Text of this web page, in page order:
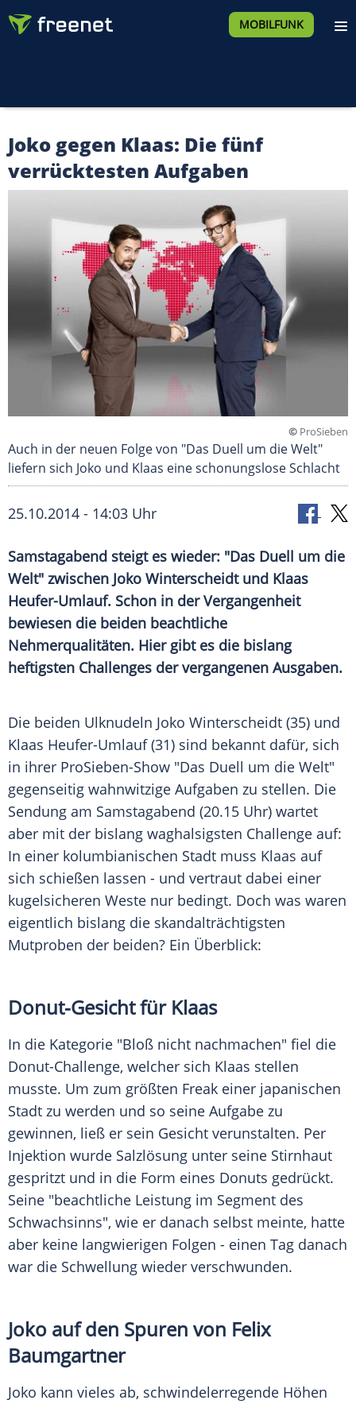
MOBILFUNK
Joko gegen Klaas: Die fünf
verrücktesten Aufgaben
© ProSieben
Auch in der neuen Folge von "Das Duell um die Welt"
liefern sich Joko und Klaas eine schonungslose Schlacht
25.10.2014 - 14:03 Uhr
Samstagabend steigt es wieder: "Das Duell um die
Welt" zwischen Joko Winterscheidt und Klaas
Heufer-Umlauf. Schon in der Vergangenheit
bewiesen die beiden beachtliche
Nehmerqualitäten. Hier gibt es die bislang
heftigsten Challenges der vergangenen Ausgaben.
Die beiden Ulknudeln Joko Winterscheidt (35) und
Klaas Heufer-Umlauf(31) sind bekannt dafür, sich
in ihrer ProSieben-Show "Das Duell um die Welt"
gegenseitig wahnwitzige Aufgaben zu stellen. Die
Sendung am Samstagabend (20.15 Uhr) wartet
aber mit der bislang waghalsigsten Challenge auf:
In einer kolumbianischen Stadt muss Klaas auf
sich schießen lassen - und vertraut dabei einer
kugelsicheren Weste nur bedingt. Doch was waren
eigentlich bislang die skandalträchtigsten
Mutproben der beiden? Ein Überblick:
Donut-Gesicht für Klaas
In die Kategorie "Bloß nicht nachmachen" fiel die
Donut-Challenge, welcher sich Klaas stellen
musste. Um zum größten Freak einer japanischen
Stadt zu werden und so seine Aufgabe zu
gewinnen, ließ er sein Gesicht verunstalten. Per
Injektion wurde Salzlösung unter seine Stirnhaut
gespritzt und in die Form eines Donuts gedrückt.
Seine "beachtliche Leistung im Segment des
Schwachsinns", wie er danach selbst meinte, hatte
aber keine langwierigen Folgen - einen Tag danach
war die Schwellung wieder verschwunden.
Joko auf den Spuren von Felix
Baumgartner
Joko kann vieles ab, schwindelerregende Höhen